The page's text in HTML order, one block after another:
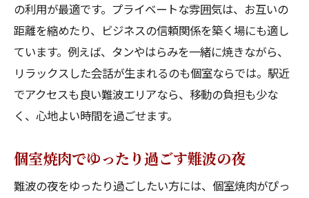
の利用が最適です。プライベートな雰囲気は、お互いの
距離を縮めたり、ビジネスの信頼関係を築く場にも適し
ています。例えば、タンやはらみを一緒に焼きながら、
リラックスした会話が生まれるのも個室ならでは。駅近
でアクセスも良い難波エリアなら、移動の負担も少な
く、心地よい時間を過ごせます。
個室焼肉でゆったり過ごす難波の夜
難波の夜をゆったり過ごしたい方には、個室焼肉がぴっ